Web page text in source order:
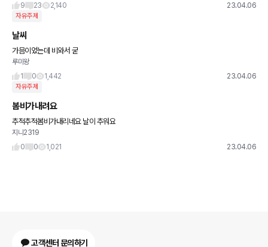
9
23 2,140 23.04.06
자유주제
날씨
가믐이었는데 비와서 굳
루미왕
1
0 1,442 23.04.06
자유주제
봄비가내려요
추적추적봄비가내리네요 날이 추워요
지니2319
0
0 1,021 23.04.06
고객센터 문의하기